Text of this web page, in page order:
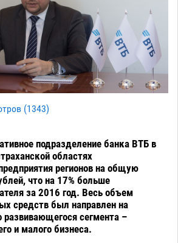
(1343)
подразделение банка ВТБ в
областях
регионов на общую
что на 17% больше
за 2016 год. Весь объем
средств был направлен на
сегмента –
и малого бизнеса.